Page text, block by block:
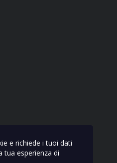
e richiede i tuoi dati
tua esperienza di